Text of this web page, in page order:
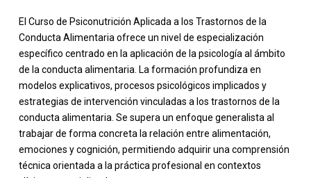
El Curso de Psiconutrición Aplicada a los Trastornos de la
Conducta Alimentaria ofrece un nivel de especialización
específico centrado en la aplicación de la psicología al ámbito
de la conducta alimentaria. La formación profundiza en
modelos explicativos, procesos psicológicos implicados y
estrategias de intervención vinculadas a los trastornos de la
conducta alimentaria. Se supera un enfoque generalista al
trabajar de forma concreta la relación entre alimentación,
emociones y cognición, permitiendo adquirir una comprensión
técnica orientada a la práctica profesional en contextos
-